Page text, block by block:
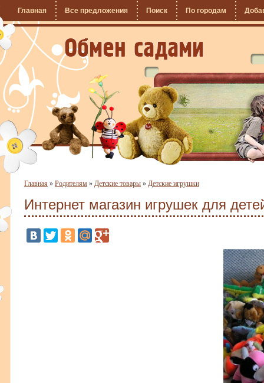
Главная Все предложения Поиск По городам
Главная » Родителям » Детские товары » Детские игрушки
Интернет магазин игрушек для